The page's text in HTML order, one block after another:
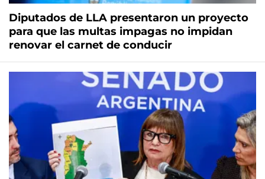
Diputados de LLA presentaron un proyecto
para que las multas impagas no impidan
renovar el carnet de conducir